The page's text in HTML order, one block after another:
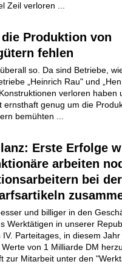
Zeil verloren ...
Produktion von
fehlen
so. Da sind Betriebe,
„Heinrich Rau" und
verloren haben
ernsthaft genug um die
bemühten ...
Erste Erfolge
arbeiten
bei
und billiger in den
Werktätigen in unserer
Parteitages, in diesem
von 1 Milliarde DM
zur Mitarbeit unter den